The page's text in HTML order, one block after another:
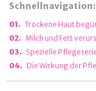
Schnellnavigation:
Trockene Haut
Milch und Fett
Spezielle
Die Wirkung der